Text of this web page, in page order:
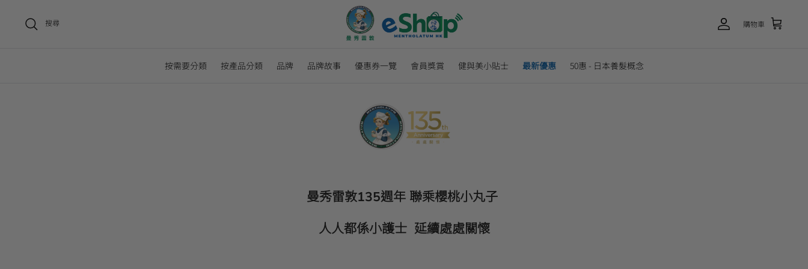
搜尋 購物車
按需要分類 按產品分類 品牌 品牌故事 優惠券一覽 會員獎賞 健與美小貼士 最新優惠 50惠 - 日本養髮概念
曼秀雷敦135週年 聯乘櫻桃小丸子
人人都係小護士 延續處處關懷